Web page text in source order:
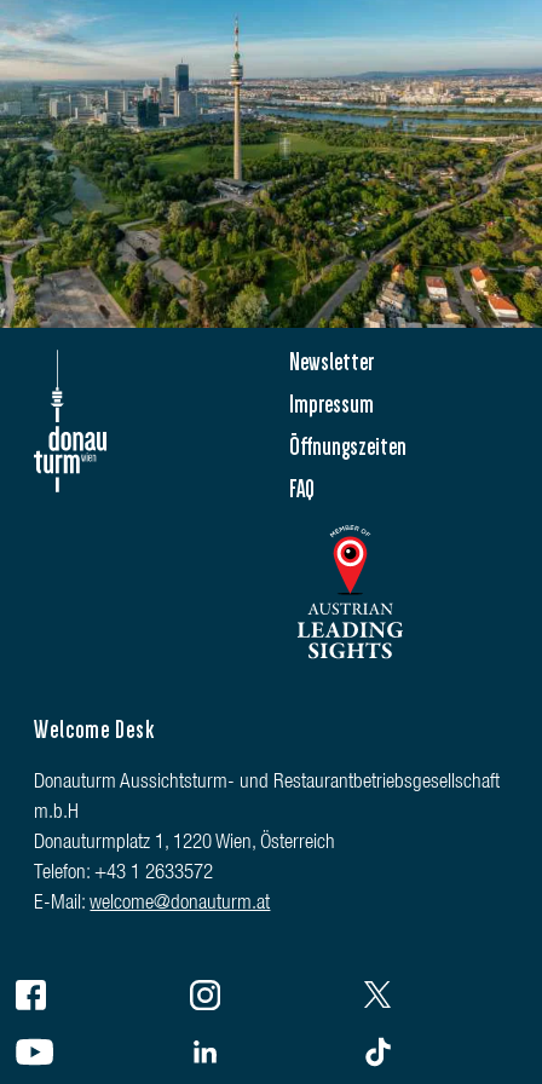
Newsletter
Impressum
Öffnungszeiten
FAQ
Welcome Desk
Donauturm Aussichtsturm- und Restaurantbetriebsgesellschaft
m.b.H
Donauturmplatz 1, 1220 Wien, Österreich
Telefon: +43 1 2633572
E-Mail:welcome@donauturm.at